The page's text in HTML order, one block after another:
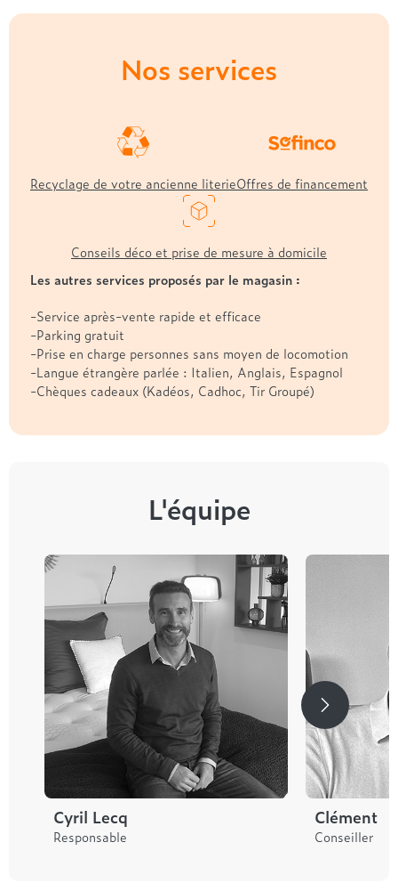
Treca
Nos services
Recyclage de votre ancienne literieOffres de financement
Conseils déco et prise de mesure à domicile
Les autres services proposés par le magasin :
-Service après-vente rapide et efficace
-Parking gratuit
-Prise en charge personnes sans moyen de locomotion
-Langue étrangère parlée : Italien, Anglais, Espagnol
-Chèques cadeaux (Kadéos, Cadhoc, Tir Groupé)
L'équipe
Cyril Lecq
Responsable
Clément
Conseiller